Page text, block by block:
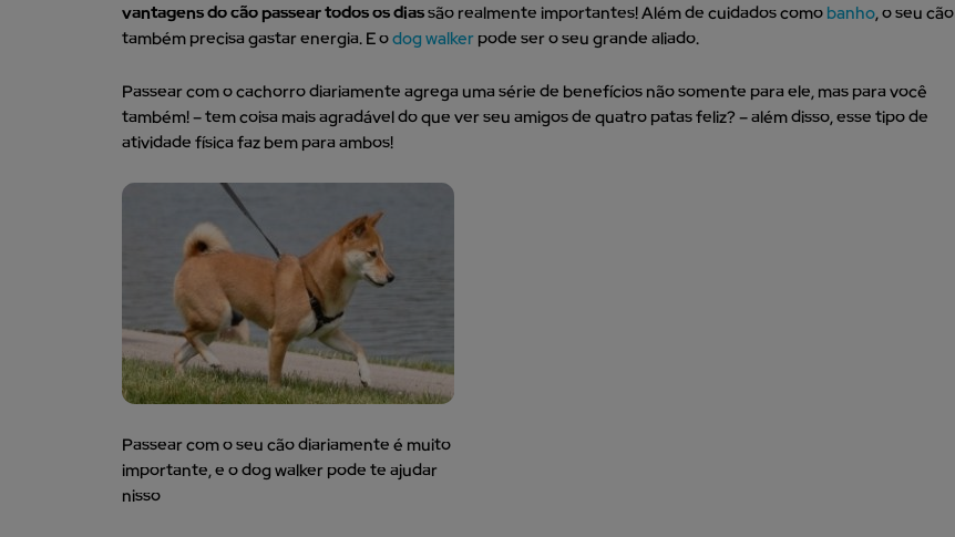
vantagens do cão passear todos os diassão realmente importantes! Além de cuidados como banho, o seu cão
também precisa gastar energia. E odog walker pode ser o seu grande aliado.
Passear com o cachorro diariamente agrega uma série de benefícios não somente para ele, mas para você
também! – tem coisa mais agradável do que ver seu amigos de quatro patas feliz? – além disso, esse tipo de
atividade física faz bem para ambos!
Passear com o seu cão diariamente é muito
importante, e o dog walker pode te ajudar
nisso